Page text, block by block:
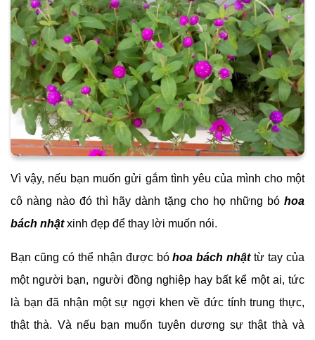
Vì vậy, nếu bạn muốn gửi gắm tình yêu của mình cho một
cô nàng nào đó thì hãy dành tặng cho họ những bó hoa
bách nhậtxinh đẹp để thay lời muốn nói.
Bạn cũng có thể nhận được bóhoa bách nhậttừ tay của
một người bạn, người đồng nghiệp hay bất kể một ai, tức
là bạn đã nhận một sự ngợi khen về đức tính trung thực,
thật thà. Và nếu bạn muốn tuyên dương sự thật thà và